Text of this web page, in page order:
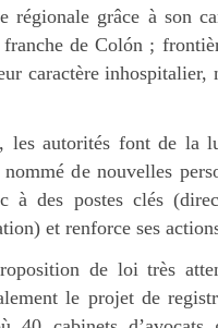
régionale grâce à son
de Colón ;
caractère inhospitalier,
les autorités font de la
de nouvelles
à des postes clés
et renforce ses
de loi très
le projet de